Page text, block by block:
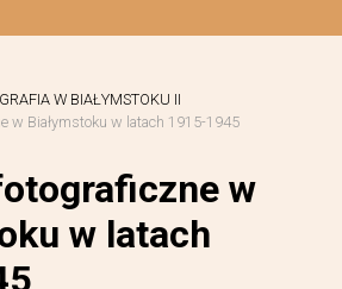
W BIAŁYMSTOKU II
w Białymstoku w latach 1915-1945
w
w latach